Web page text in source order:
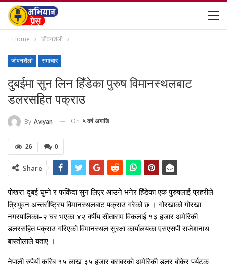
Home जीवनशैली
जीवनशैली समाचार
दुबईमा सुन लिन हिँडेका पुरुष विमानस्थलबाट
डलरसहित पक्राउ
By Aviyan On ५ वर्ष अगाडि
0
26
Share
पोखरा-दुबई घुम्ने र फर्किँदा सुन लिएर आउने भनेर हिँडेका एक पुरुषलाई प्रहरीले
त्रिभुवन अन्तर्राष्ट्रिय विमानस्थलबाट पक्राउ गरेको छ । गोरखाको गोरखा
नगरपालिका–२ घर भएका ४२ वर्षीय सीताराम विकलाई १३ हजार अमेरिकी
डलरसहित पक्राउ गरिएको विमानस्थल सुरक्षा कार्यालयका एसएसपी राजेशनाथ
बास्तोलाले बताए ।
नेपाली रुपैयाँ करिब १५ लाख ३५ हजार बराबरको अमेरिकी डलर बोकेर पर्यटक